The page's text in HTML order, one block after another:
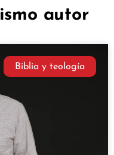
autor
Biblia y teología